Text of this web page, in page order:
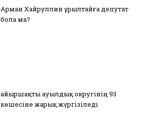
Арман Хайруллин Құрылтайға депутат
бола ма?
Қайыршақты ауылдық округінің 93
көшесіне жарық жүргізіледі